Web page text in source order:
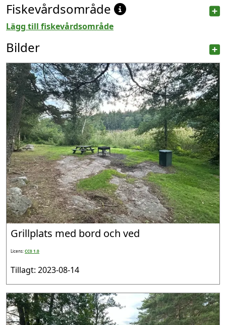
Fiskevårdsområde
Lägg till fiskevårdsområde
Bilder
Grillplats med bord och ved
Licens:CC0 1.0
Tillagt: 2023-08-14